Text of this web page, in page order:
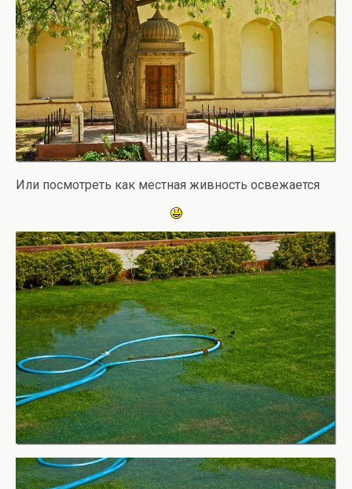
Или посмотреть как местная живность освежается